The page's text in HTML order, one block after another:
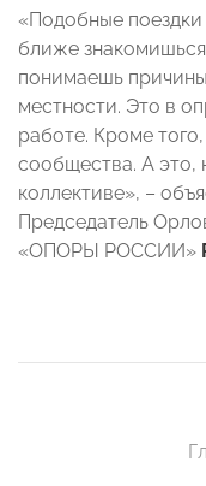
«Подобные
ближе
понимаешь
местности. Это в
работе. Кроме
сообщества. А
коллективе», –
Председатель
«ОПОРЫ РОССИИ»